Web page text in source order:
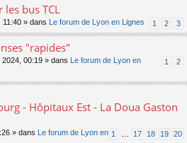
les bus TCL
1 2 3
» dans Le forum de Lyon en Lignes
"rapides"
1 2
00:19 » dans
Le forum de Lyon en
- Hôpitaux Est - La Doua Gaston
1 17 18 19 20
» dans
Le forum de Lyon en